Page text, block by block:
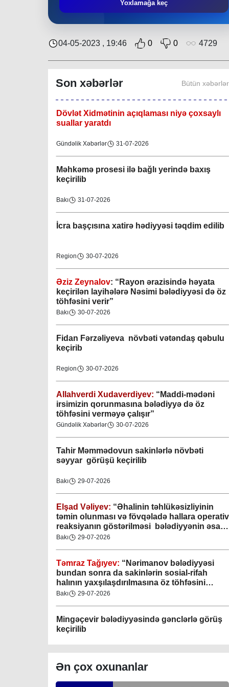
Yoxlamağa keç
04-05-2023 , 19:46 0 0 4729
Son xəbərlər Bütün xəbərlər
beynəlxalq əməkdaşlığın qurulmasının
Region 31-07-2026
Dövlət Xidmətinin açıqlaması niyə çoxsaylı
suallar yaratdı
Gündəlik Xəbərlər 31-07-2026
Məhkəmə prosesi ilə bağlı yerində baxış
keçirilib
Bakı 31-07-2026
İcra başçısına xatirə hədiyyəsi təqdim edilib
Region 30-07-2026
Əziz Zeynalov: “Rayon ərazisində həyata
keçirilən layihələrə Nəsimi bələdiyyəsi də öz
töhfəsini verir”
Bakı 30-07-2026
Fidan Fərzəliyeva növbəti vətəndaş qəbulu
keçirib
Region 30-07-2026
Allahverdi Xudaverdiyev: “Maddi-mədəni
irsimizin qorunmasına bələdiyyə də öz
töhfəsini verməyə çalışır”
Gündəlik Xəbərlər 30-07-2026
Tahir Məmmədovun sakinlərlə növbəti
səyyar görüşü keçirilib
Bakı 29-07-2026
Elşad Vəliyev: “Əhalinin təhlükəsizliyinin
təmin olunması və fövqəladə hallara operativ
reaksiyanın göstərilməsi bələdiyyənin əsas
fəaliyyət istiqamətlərindən biridir”
Bakı 29-07-2026
Təmraz Tağıyev: “Nərimanov bələdiyyəsi
bundan sonra da sakinlərin sosial-rifah
halının yaxşılaşdırılmasına öz töhfəsini
verəcəkdir”
Bakı 29-07-2026
Mingəçevir bələdiyyəsində gənclərlə görüş
keçirilib
Xan şəhərində xanın əlamətlərini niyə görə
bilmədim? CİDDİ
Ən çox oxunanlar
Gəncə şəhəri Nizami bələdiyyəsi
08-04-2023
M.Ə.Rəsuzladə bələdiyyəsi
07-04-2023
Xətai bələdiyyəsi
07-04-2023
Mingəçevir bələdiyyəsi
Nəsimi bələdiyyəsi
06-04-2023
Nərimanov bələdiyyəsi
06-04-2023
Yasamal bələdiyyəsi
Gəncə şəhəri Nizami bələdiyyəsi
Bələdiyyə sədrinin vəfatıyla bağlı